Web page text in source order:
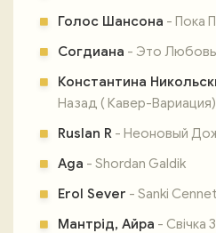
Голос Шансона - Пока
Согдиана - Это Любовь
Константина
Назад ( Кавер-Вариация)
Ruslan R - Неоновый
Aga - Shordan Galdik
Erol Sever - Sanki
Мантрід, Айра - Свічка